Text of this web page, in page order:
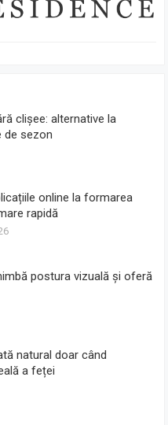
clișee: alternative la
de sezon
online la formarea
rapidă
postura vizuală și oferă
natural doar când
a feței